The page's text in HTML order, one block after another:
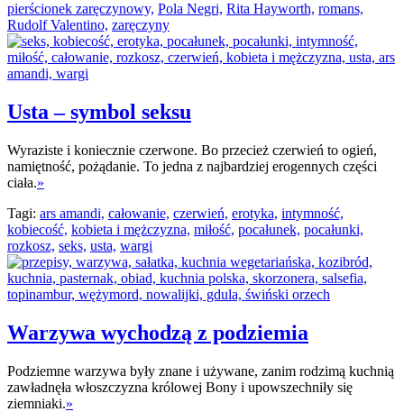
pierścionek zaręczynowy, Pola Negri, Rita Hayworth, romans,
Rudolf Valentino, zaręczyny
Usta – symbol seksu
Wyraziste i koniecznie czerwone. Bo przecież czerwień to ogień,
namiętność, pożądanie. To jedna z najbardziej erogennych części
ciała.»
Tagi: ars amandi, całowanie, czerwień, erotyka, intymność,
kobiecość, kobieta i mężczyzna, miłość, pocałunek, pocałunki,
rozkosz, seks, usta, wargi
Warzywa wychodzą z podziemia
Podziemne warzywa były znane i używane, zanim rodzimą kuchnią
zawładnęła włoszczyzna królowej Bony i upowszechniły się
ziemniaki.»